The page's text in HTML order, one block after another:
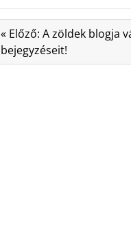
« Előző: A zöldek blogja
bejegyzéseit!